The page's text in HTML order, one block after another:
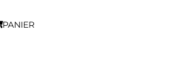
PANIER